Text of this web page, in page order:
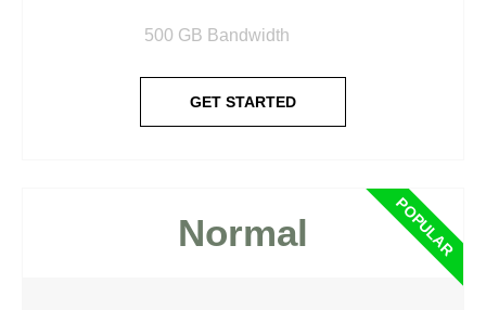
500 GB Bandwidth
GET STARTED
Normal POPULAR